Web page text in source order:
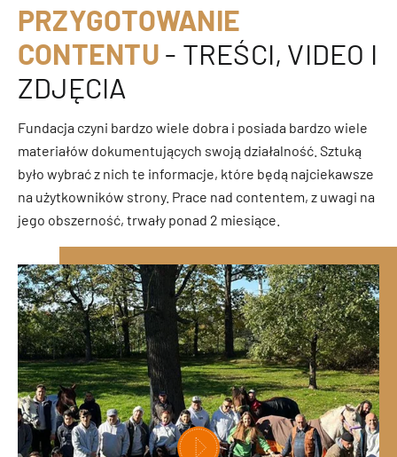
PRZYGOTOWANIE
CONTENTU - TREŚCI, VIDEO I
ZDJĘCIA
Fundacja czyni bardzo wiele dobra i posiada bardzo wiele
materiałów dokumentujących swoją działalność. Sztuką
było wybrać z nich te informacje, które będą najciekawsze
na użytkowników strony. Prace nad contentem, z uwagi na
jego obszerność, trwały ponad 2 miesiące.